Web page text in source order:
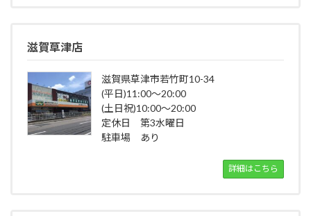
滋賀草津店
滋賀県草津市若竹町10-34
(平日)11:00～20:00
(土日祝)10:00～20:00
定休日 第3水曜日
駐車場 あり
詳細はこちら